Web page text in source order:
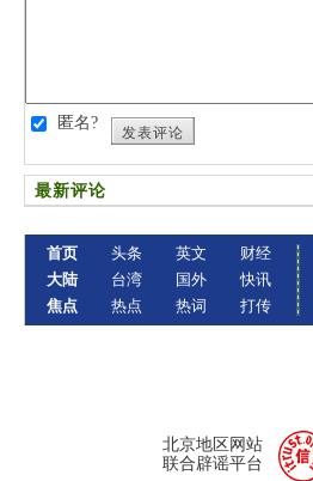
匿名?
发表评论
最新评论
首页
大陆
焦点
头条
台湾
热点
英文
国外
热词
财经
快讯
打传
北京地区网站
联合辟谣平台